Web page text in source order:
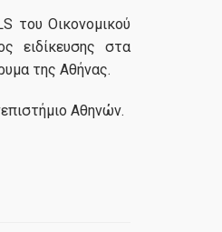
του Οικονομικού
ειδίκευσης στα
της Αθήνας.
Αθηνών.